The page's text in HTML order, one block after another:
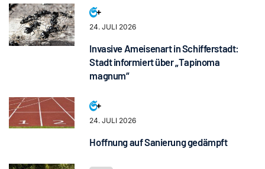
24. JULI 2026
Invasive Ameisenart in Schifferstadt:
Stadt informiert über „Tapinoma
magnum“
24. JULI 2026
Hoffnung auf Sanierung gedämpft